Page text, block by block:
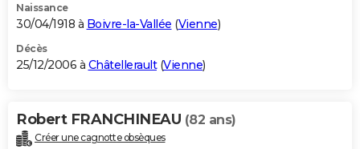
Naissance
30/04/1918 à Boivre-la-Vallée (Vienne)
Décès
25/12/2006 à Châtellerault(Vienne)
Robert FRANCHINEAU (82 ans)
Créer une cagnotte obsèques